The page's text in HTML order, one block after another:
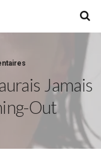
Jamais
Out